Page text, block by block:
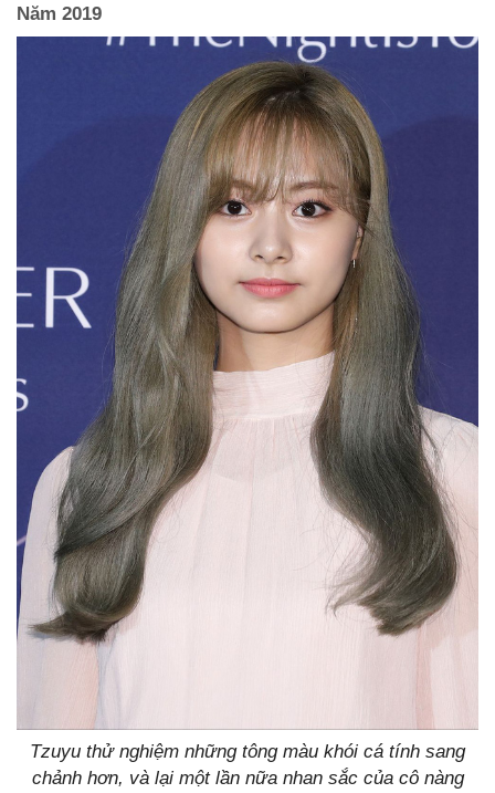
Năm 2019
Tzuyu thử nghiệm những tông màu khói cá tính sang
chảnh hơn, và lại một lần nữa nhan sắc của cô nàng